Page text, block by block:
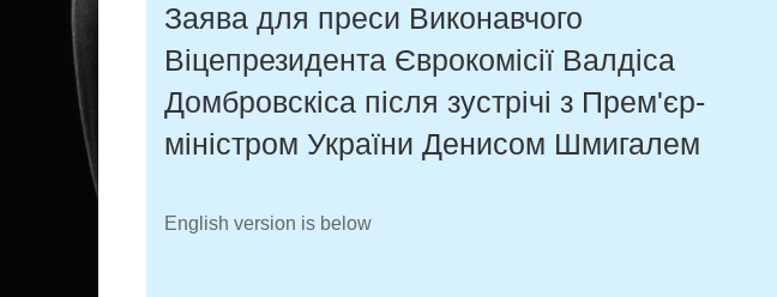
Заява для преси Виконавчого
Віцепрезидента Єврокомісії Валдіса
Домбровскіса після зустрічі з Прем'єр-
міністром України Денисом Шмигалем
English version is below